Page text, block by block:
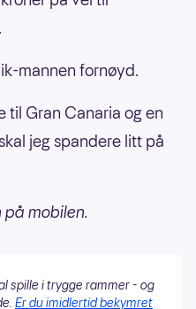
mannen fornøyd.
til Gran Canaria og en
jeg spandere litt på
mobilen.
spille i trygge rammer - og
Er du imidlertid bekymret